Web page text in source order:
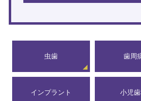
虫歯 歯周
インプラント 小児